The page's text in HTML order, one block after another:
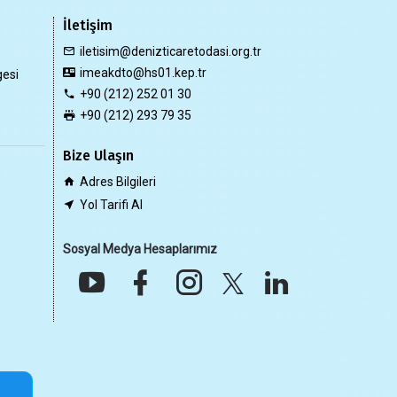
İletişim
iletisim@denizticaretodasi.org.tr
imeakdto@hs01.kep.tr
+90 (212) 252 01 30
+90 (212) 293 79 35
Bize Ulaşın
Adres Bilgileri
Yol Tarifi Al
Sosyal Medya Hesaplarımız